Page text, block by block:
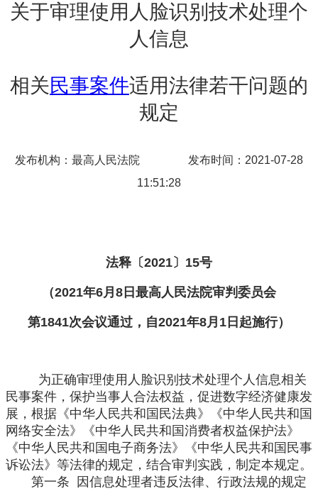
关于审理使用人脸识别技术处理个
人信息
相关民事案件适用法律若干问题的
规定
发布机构：最高人民法院 发布时间：2021-07-28
11:51:28
法释〔2021〕15号
（2021年6月8日最高人民法院审判委员会
第1841次会议通过，自2021年8月1日起施行）
为正确审理使用人脸识别技术处理个人信息相关
民事案件，保护当事人合法权益，促进数字经济健康发
展，根据《中华人民共和国民法典》《中华人民共和国
网络安全法》《中华人民共和国消费者权益保护法》
《中华人民共和国电子商务法》《中华人民共和国民事
诉讼法》等法律的规定，结合审判实践，制定本规定。
第一条 因信息处理者违反法律、行政法规的规定